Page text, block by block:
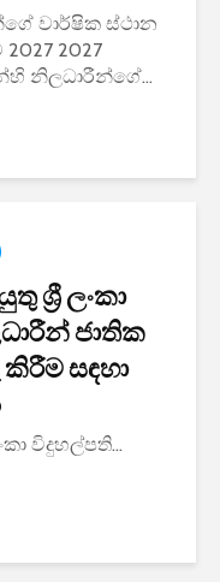
වාර්ෂික ස්ථාන
2027
නිලධාරීන්ගේ...
ශ්‍රී ලංකා
ජාතික
සඳහා
විදුහල්පති...